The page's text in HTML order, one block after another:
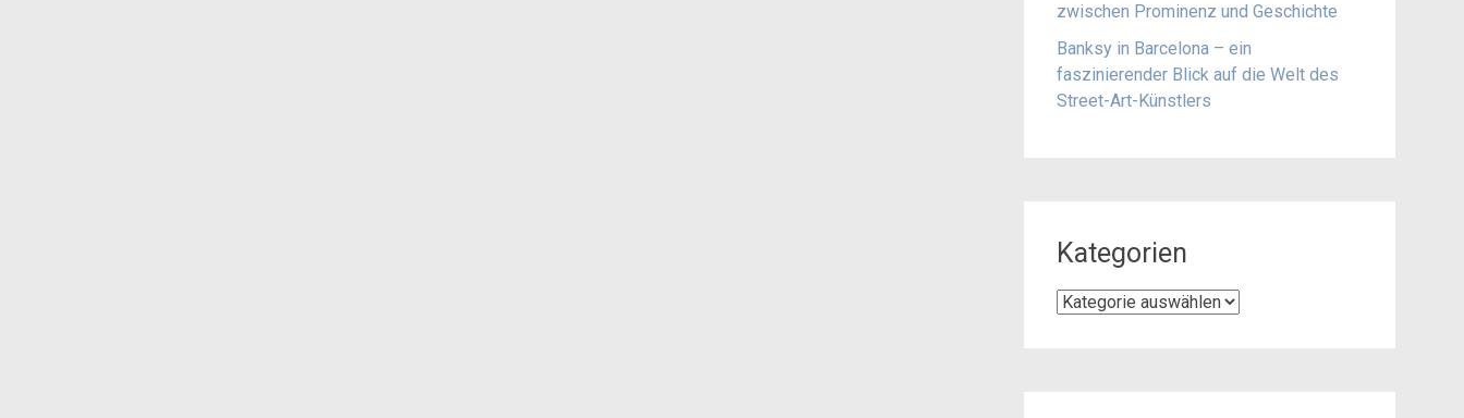
zwischen Prominenz und Geschichte
Banksy in Barcelona – ein
faszinierender Blick auf die Welt des
Street-Art-Künstlers
Kategorien
Kategorien